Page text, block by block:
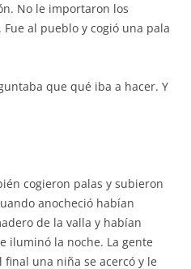
No le importaron los
al pueblo y cogió una pala
que qué iba a hacer. Y
cogieron palas y subieron
anocheció habían
de la valla y habían
iluminó la noche. La gente
una niña se acercó y le